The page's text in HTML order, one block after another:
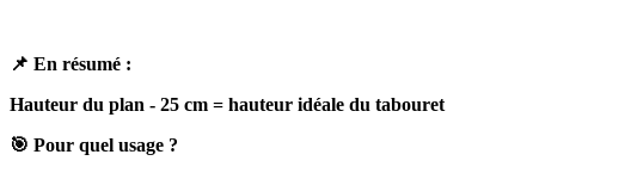
📌 En résumé :
Hauteur du plan - 25 cm = hauteur idéale du tabouret
🎯 Pour quel usage ?